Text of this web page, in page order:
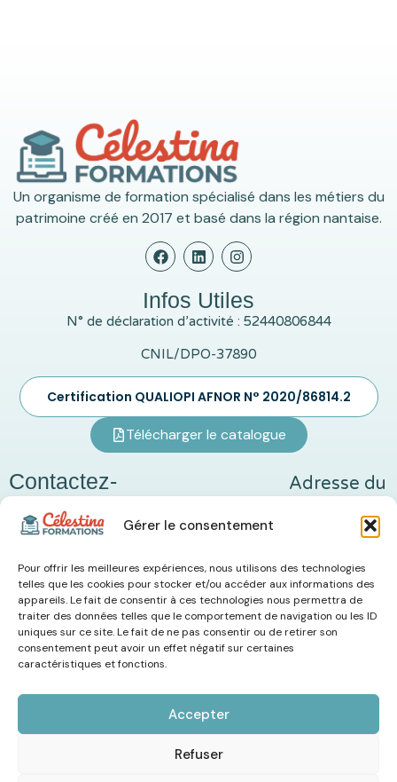
Gérer le consentement
Pour offrir les meilleures expériences, nous utilisons des technologies
telles que les cookies pour stocker et/ou accéder aux informations des
appareils. Le fait de consentir à ces technologies nous permettra de
traiter des données telles que le comportement de navigation ou les ID
uniques sur ce site. Le fait de ne pas consentir ou de retirer son
consentement peut avoir un effet négatif sur certaines
caractéristiques et fonctions.
Accepter
Refuser
Un organisme de formation spécialisé dans les métiers du
patrimoine créé en 2017 et basé dans la région nantaise.
Infos Utiles
N° de déclaration d’activité : 52440806844
CNIL/DPO-37890
Certification QUALIOPI AFNOR N° 2020/86814.2
Télécharger le catalogue
Contactez-
nous
Téléphone
50 91
Email
Adresse du
siège social
44220 -
COUERON
Politique de cookies